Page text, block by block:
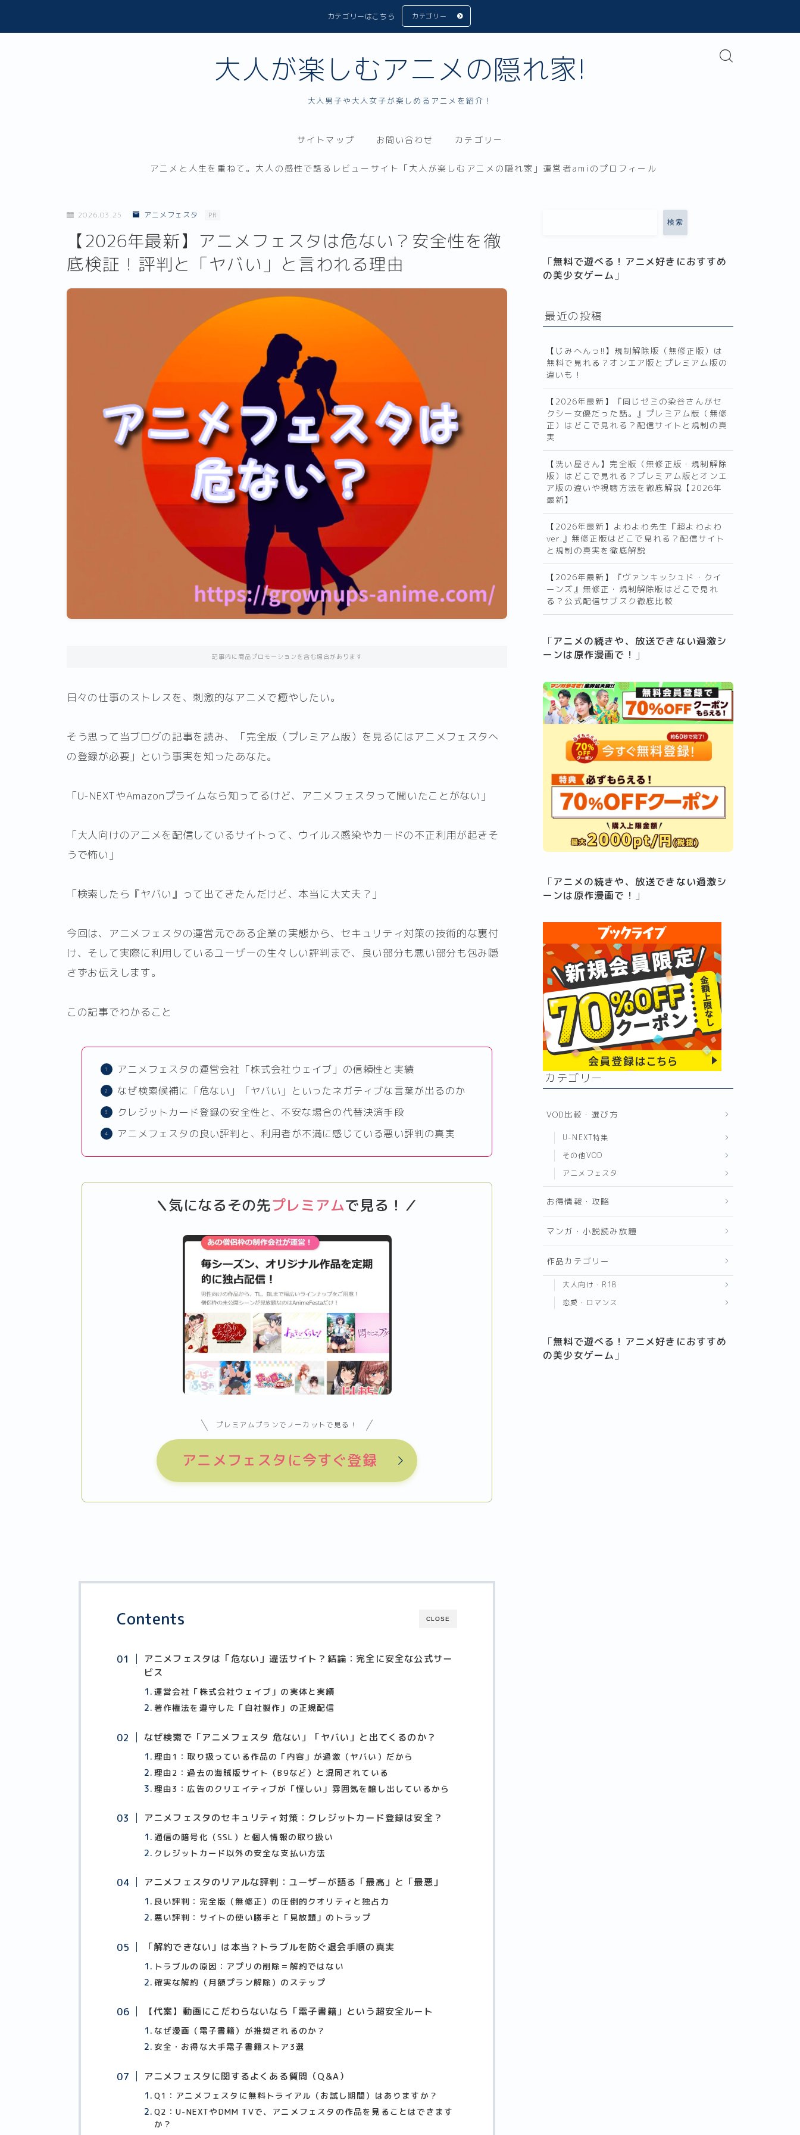
カテゴリーはこちら カテゴリー
大人が楽しむアニメの隠れ家!
大人男子や大人女子が楽しめるアニメを紹介！
サイトマップ お問い合わせ カテゴリー
アニメと人生を重ねて。大人の感性で語るレビューサイト「大人が楽しむアニメの隠れ家」運営者amiのプロフィール
2026.03.25 アニメフェスタ PR
【2026年最新】アニメフェスタは危ない？安全性を徹
底検証！評判と「ヤバい」と言われる理由
記事内に商品プロモーションを含む場合があります
日々の仕事のストレスを、刺激的なアニメで癒やしたい。
そう思って当ブログの記事を読み、「完全版（プレミアム版）を見るにはアニメフェスタへ
の登録が必要」という事実を知ったあなた。
「U-NEXTやAmazonプライムなら知ってるけど、アニメフェスタって聞いたことがない」
「大人向けのアニメを配信しているサイトって、ウイルス感染やカードの不正利用が起きそ
うで怖い」
「検索したら『ヤバい』って出てきたんだけど、本当に大丈夫？」
今回は、アニメフェスタの運営元である企業の実態から、セキュリティ対策の技術的な裏付
け、そして実際に利用しているユーザーの生々しい評判まで、良い部分も悪い部分も包み隠
さずお伝えします。
この記事でわかること
アニメフェスタの運営会社「株式会社ウェイブ」の信頼性と実績
なぜ検索候補に「危ない」「ヤバい」といったネガティブな言葉が出るのか
クレジットカード登録の安全性と、不安な場合の代替決済手段
アニメフェスタの良い評判と、利用者が不満に感じている悪い評判の真実
＼気になるその先プレミアムで見る！／
プレミアムプランでノーカットで見る！
アニメフェスタ に今すぐ登録
CLOSE
Contents
アニメフェスタは「危ない」違法サイト？結論：完全に安全な公式サー
ビス
運営会社「株式会社ウェイブ」の実体と実績
著作権法を遵守した「自社製作」の正規配信
なぜ検索で「アニメフェスタ 危ない」「ヤバい」と出てくるのか？
理由1：取り扱っている作品の「内容」が過激（ヤバい）だから
理由2：過去の海賊版サイト（B9など）と混同されている
理由3：広告のクリエイティブが「怪しい」雰囲気を醸し出しているから
アニメフェスタのセキュリティ対策：クレジットカード登録は安全？
通信の暗号化（SSL）と個人情報の取り扱い
クレジットカード以外の安全な支払い方法
アニメフェスタのリアルな評判：ユーザーが語る「最高」と「最悪」
良い評判：完全版（無修正）の圧倒的クオリティと独占力
悪い評判：サイトの使い勝手と「見放題」のトラップ
「解約できない」は本当？トラブルを防ぐ退会手順の真実
トラブルの原因：アプリの削除＝解約ではない
確実な解約（月額プラン解除）のステップ
【代案】動画にこだわらないなら「電子書籍」という超安全ルート
なぜ漫画（電子書籍）が推奨されるのか？
安全・お得な大手電子書籍ストア3選
アニメフェスタに関するよくある質問（Q&A）
Q1：アニメフェスタに無料トライアル（お試し期間）はありますか？
Q2：U-NEXTやDMM TVで、アニメフェスタの作品を見ることはできます
か？
検索
「無料で遊べる！アニメ好きにおすすめ
の美少女ゲーム 」
最近の投稿
【じみへんっ!!】規制解除版（無修正版）は
無料で見れる？オンエア版とプレミアム版の
違いも！
【2026年最新】『同じゼミの染谷さんがセ
クシー女優だった話。』プレミアム版（無修
正）はどこで見れる？配信サイトと規制の真
実
【洗い屋さん】完全版（無修正版・規制解除
版）はどこで見れる？プレミアム版とオンエ
ア版の違いや視聴方法を徹底解説【2026年
最新】
【2026年最新】よわよわ先生『超よわよわ
ver.』無修正版はどこで見れる？配信サイト
と規制の真実を徹底解説
【2026年最新】『ヴァンキッシュド・クイ
ーンズ』無修正・規制解除版はどこで見れ
る？公式配信サブスク徹底比較
「アニメの続きや、放送できない過激シ
ーンは原作漫画で！
」
「アニメの続きや、放送できない過激シ
ーンは原作漫画で！
」
カテゴリー
VOD比較・選び方
U-NEXT特集
その他VOD
アニメフェスタ
お得情報・攻略
マンガ・小説読み放題
作品カテゴリー
大人向け・R18
恋愛・ロマンス
「無料で遊べる！アニメ好きにおすすめ
の美少女ゲーム 」